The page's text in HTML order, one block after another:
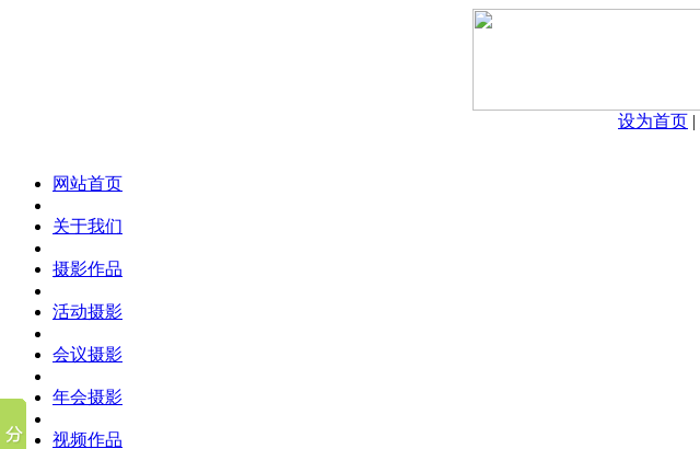
设为首页 |
网站首页
关于我们
摄影作品
活动摄影
会议摄影
年会摄影
视频作品